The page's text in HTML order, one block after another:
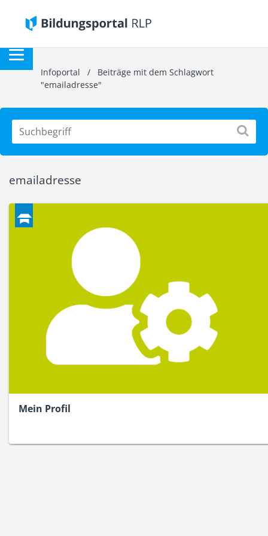
Infoportal / Beiträge mit dem Schlagwort
"emailadresse"
emailadresse
Mein Profil